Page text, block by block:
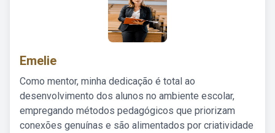
Emelie
Como mentor, minha dedicação é total ao
desenvolvimento dos alunos no ambiente escolar,
empregando métodos pedagógicos que priorizam
conexões genuínas e são alimentados por criatividade